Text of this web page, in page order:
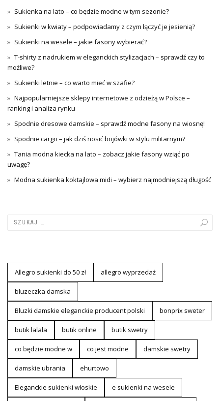
Sukienka na lato – co będzie modne w tym sezonie?
Sukienki w kwiaty – podpowiadamy z czym łączyć je jesienią?
Sukienki na wesele – jakie fasony wybierać?
T-shirty z nadrukiem w eleganckich stylizacjach – sprawdź czy to
możliwe?
Sukienki letnie – co warto mieć w szafie?
Najpopularniejsze sklepy internetowe z odzieżą w Polsce –
ranking i analiza rynku
Spodnie dresowe damskie – sprawdź modne fasony na wiosnę!
Spodnie cargo – jak dziś nosić bojówki w stylu militarnym?
Tania modna kiecka na lato – zobacz jakie fasony wziąć po
uwagę?
Modna sukienka koktajlowa midi – wybierz najmodniejszą długość
Allegro sukienki do 50 zł allegro wyprzedaż
bluzeczka damska
Bluzki damskie eleganckie producent polski bonprix sweter
butik lalala butik online butik swetry
co będzie modne w co jest modne damskie swetry
damskie ubrania ehurtowo
Eleganckie sukienki włoskie e sukienki na wesele